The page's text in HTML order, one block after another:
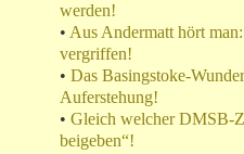
werden!
• Aus Andermatt hört
vergriffen!
• Das Basingstoke-
Auferstehung!
• Gleich welcher DMSB-
beigeben“!